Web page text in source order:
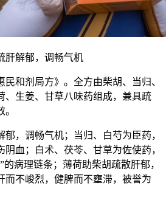
肝解郁，调畅气机
和剂局方》。全方由柴胡、当归、
、生姜、甘草八味药组成，兼具疏
，调畅气机；当归、白芍为臣药，
血；白术、茯苓、甘草为佐使药，
病理链条；薄荷助柴胡疏散肝郁，
而不峻烈，健脾而不壅滞，被誉为